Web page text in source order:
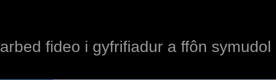
fideo i gyfrifiadur a ffôn symudol